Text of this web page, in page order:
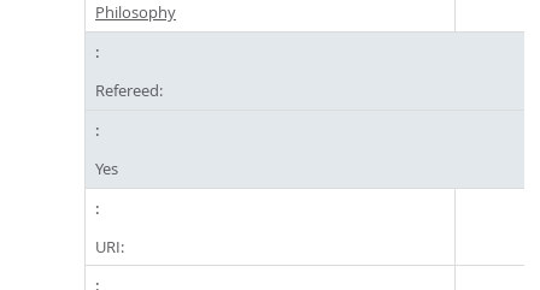
Philosophy
Refereed:
Yes
URI: